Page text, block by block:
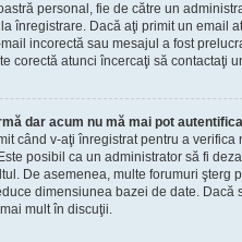
personal, fie de către un
înregistrare. Dacă aţi primit un email
incorectă sau mesajul a fost
corectă atunci încercaţi să contactaţi
dar acum nu mă mai pot
când v-aţi înregistrat pentru a
posibil ca un administrator să fi
De asemenea, multe forumuri şterg
dimensiunea bazei de date. Dacă
mult în discuţii.